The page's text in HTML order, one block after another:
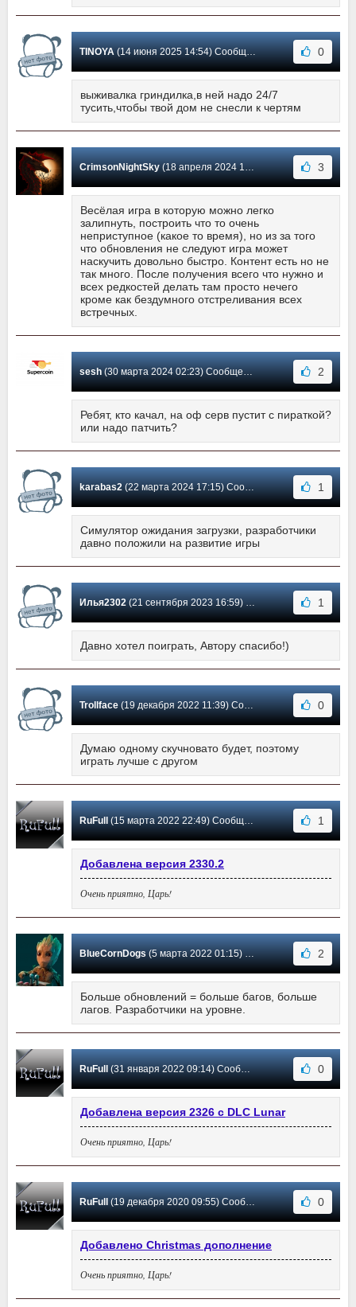
TINOYA(14 июня 2025 14:54) Сообщение #45 0
выживалка гриндилка,в ней надо 24/7
тусить,чтобы твой дом не снесли к чертям
CrimsonNightSky(18 апреля 2024 17:50) Сообщение #44 3
Весёлая игра в которую можно легко
залипнуть, построить что то очень
неприступное (какое то время), но из за того
что обновления не следуют игра может
наскучить довольно быстро. Контент есть но не
так много. После получения всего что нужно и
всех редкостей делать там просто нечего
кроме как бездумного отстреливания всех
встречных.
sesh(30 марта 2024 02:23) Сообщение #43 2
Ребят, кто качал, на оф серв пустит с пираткой?
или надо патчить?
karabas2(22 марта 2024 17:15) Сообщение #42 1
Симулятор ожидания загрузки, разработчики
давно положили на развитие игры
Илья2302(21 сентября 2023 16:59) Сообщение #41 1
Давно хотел поиграть, Автору спасибо!)
Trollface(19 декабря 2022 11:39) Сообщение #40 0
Думаю одному скучновато будет, поэтому
играть лучше с другом
RuFull (15 марта 2022 22:49) Сообщение #39 1
Добавлена версия 2330.2
Очень приятно, Царь!
BlueCornDogs(5 марта 2022 01:15) Сообщение #38 2
Больше обновлений = больше багов, больше
лагов. Разработчики на уровне.
RuFull (31 января 2022 09:14) Сообщение #37 0
Добавлена версия 2326 с DLC Lunar
Очень приятно, Царь!
RuFull (19 декабря 2020 09:55) Сообщение #36 0
Добавлено Christmas дополнение
Очень приятно, Царь!